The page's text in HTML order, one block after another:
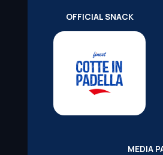
OFFICIAL SNACK
MEDIA